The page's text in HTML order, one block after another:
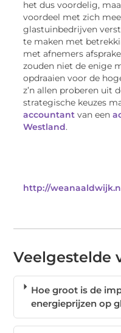
het dus voordelig,
voordeel met zich
glastuinbedrijven
te maken met
met afnemers
zouden niet de enige
opdraaien voor de
z’n allen proberen uit
strategische keuzes
accountant van een
Westland.
http://
Veelgestelde
Hoe groot is de
energieprijzen op